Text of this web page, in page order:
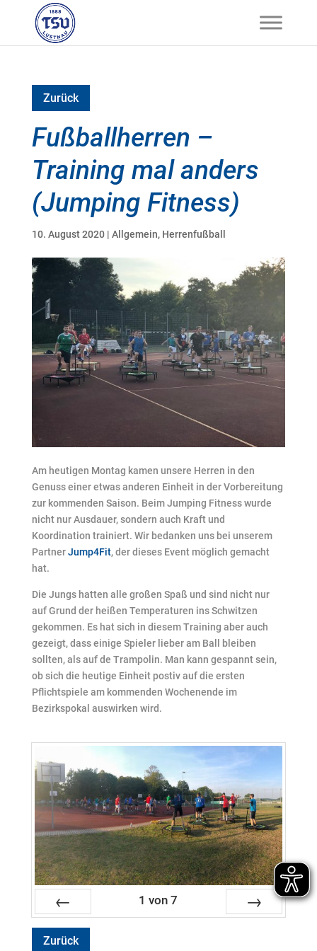
Zurück
Fußballherren –
Training mal anders
(Jumping Fitness)
10. August 2020| Allgemein, Herrenfußball
Am heutigen Montag kamen unsere Herren in den
Genuss einer etwas anderen Einheit in der Vorbereitung
zur kommenden Saison. Beim Jumping Fitness wurde
nicht nur Ausdauer, sondern auch Kraft und
Koordination trainiert. Wir bedanken uns bei unserem
PartnerJump4Fit, der dieses Event möglich gemacht
hat.
Die Jungs hatten alle großen Spaß und sind nicht nur
auf Grund der heißen Temperaturen ins Schwitzen
gekommen. Es hat sich in diesem Training aber auch
gezeigt, dass einige Spieler lieber am Ball bleiben
sollten, als auf de Trampolin. Man kann gespannt sein,
ob sich die heutige Einheit postiv auf die ersten
Pflichtspiele am kommenden Wochenende im
Bezirkspokal auswirken wird.
Zurück
1 von 7
Zurück